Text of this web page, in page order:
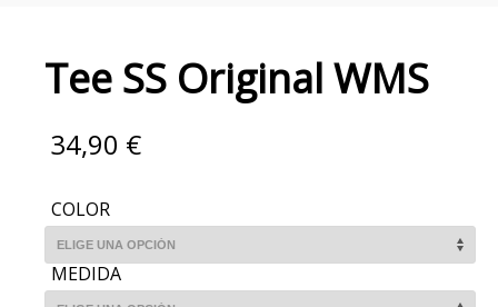
Tee SS Original WMS
34,90 €
COLOR
MEDIDA